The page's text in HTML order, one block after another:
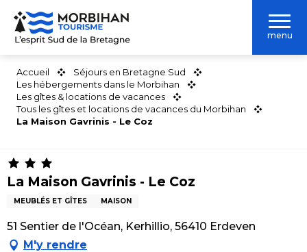
Aller
contenu
menu
Accueil
Séjours en Bretagne Sud
Les hébergements dans le Morbihan
Les gîtes & locations de vacances
Tous les gîtes et locations de vacances du Morbihan
La Maison Gavrinis - Le Coz
La Maison Gavrinis - Le Coz
MEUBLÉS ET GÎTES MAISON
51 Sentier de l'Océan, Kerhillio, 56410 Erdeven
M'y rendre